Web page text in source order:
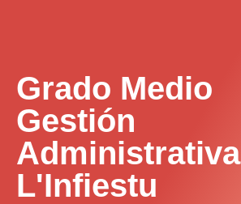
Grado Medio
Gestión
Administrativa
L'Infiestu